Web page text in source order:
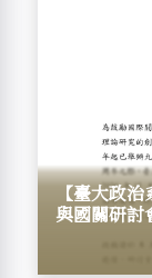
【臺大政
與國關研討